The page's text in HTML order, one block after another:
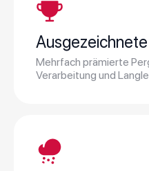
Mehrfach prämierte
Verarbeitung und